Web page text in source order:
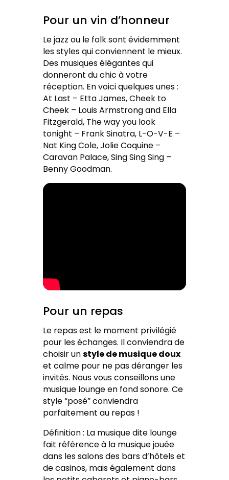
Pour un vin d’honneur
Le jazz ou le folk sont évidemment
les styles qui conviennent le mieux.
Des musiques élégantes qui
donneront du chic à votre
réception. En voici quelques unes :
At Last – Etta James, Cheek to
Cheek – Louis Armstrong and Ella
Fitzgerald, The way you look
tonight – Frank Sinatra, L-O-V-E –
Nat King Cole, Jolie Coquine –
Caravan Palace, Sing Sing Sing –
Benny Goodman.
Pour un repas
Le repas est le moment privilégié
pour les échanges. Il conviendra de
choisir unstyle de musique doux
et calme pour ne pas déranger les
invités. Nous vous conseillons une
musique lounge en fond sonore. Ce
style “posé” conviendra
parfaitement au repas !
Définition : La musique dite lounge
fait référence à la musique jouée
dans les salons des bars d’hôtels et
de casinos, mais également dans